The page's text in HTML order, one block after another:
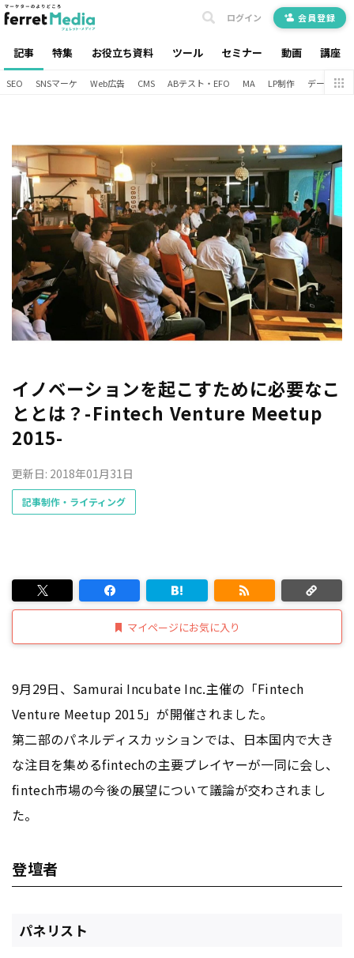
記事 特集 お役立ち資料 ツール セミナー 動画 講座
ログイン 会員登録
SEO SNSマーケ Web広告 CMS ABテスト・EFO MA LP制作 データ分析
イノベーションを起こすために必要なこ
ととは？-Fintech Venture Meetup
2015-
更新日: 2018年01月31日
記事制作・ライティング
マイページにお気に入り
9月29日、Samurai Incubate Inc.主催の「Fintech
Venture Meetup 2015」が開催されました。
第二部のパネルディスカッションでは、日本国内で大き
な注目を集めるfintechの主要プレイヤーが一同に会し、
fintech市場の今後の展望について議論が交わされまし
た。
登壇者
パネリスト